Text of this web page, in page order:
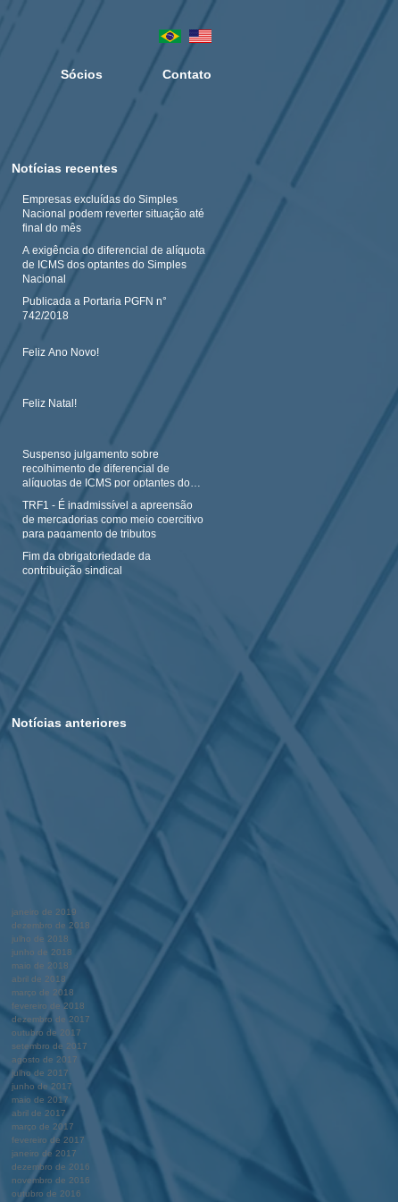
Sócios Contato
Notícias recentes
Empresas excluídas do Simples
Nacional podem reverter situação até
final do mês
A exigência do diferencial de alíquota
de ICMS dos optantes do Simples
Nacional
Publicada a Portaria PGFN n°
742/2018
Feliz Ano Novo!
Feliz Natal!
Suspenso julgamento sobre
recolhimento de diferencial de
alíquotas de ICMS por optantes do
Simples N
TRF1 - É inadmissível a apreensão
de mercadorias como meio coercitivo
para pagamento de tributos
Fim da obrigatoriedade da
contribuição sindical
Notícias anteriores
janeiro de 2019
dezembro de 2018
julho de 2018
junho de 2018
maio de 2018
abril de 2018
março de 2018
fevereiro de 2018
dezembro de 2017
outubro de 2017
setembro de 2017
agosto de 2017
julho de 2017
junho de 2017
maio de 2017
abril de 2017
março de 2017
fevereiro de 2017
janeiro de 2017
dezembro de 2016
novembro de 2016
outubro de 2016